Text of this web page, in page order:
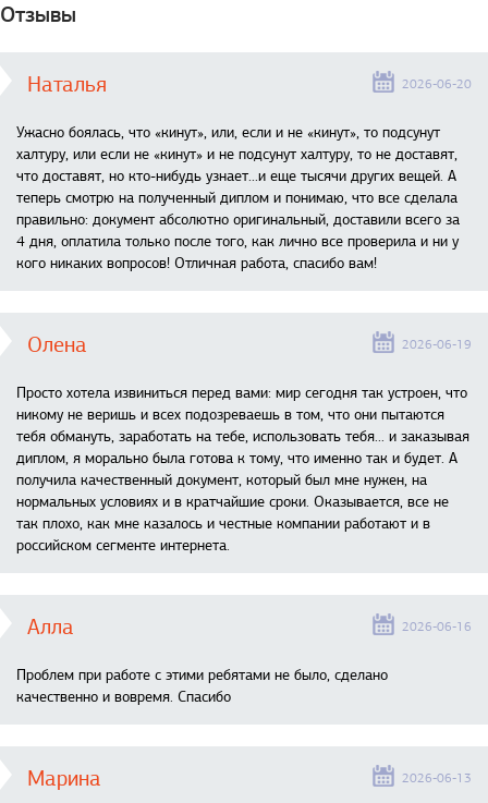
Отзывы
Наталья 2026-06-20
Ужасно боялась, что «кинут», или, если и не «кинут», то подсунут
халтуру, или если не «кинут» и не подсунут халтуру, то не доставят,
что доставят, но кто-нибудь узнает...и еще тысячи других вещей. А
теперь смотрю на полученный диплом и понимаю, что все сделала
правильно: документ абсолютно оригинальный, доставили всего за
4 дня, оплатила только после того, как лично все проверила и ни у
кого никаких вопросов! Отличная работа, спасибо вам!
Олена 2026-06-19
Просто хотела извиниться перед вами: мир сегодня так устроен, что
никому не веришь и всех подозреваешь в том, что они пытаются
тебя обмануть, заработать на тебе, использовать тебя... и заказывая
диплом, я морально была готова к тому, что именно так и будет. А
получила качественный документ, который был мне нужен, на
нормальных условиях и в кратчайшие сроки. Оказывается, все не
так плохо, как мне казалось и честные компании работают и в
российском сегменте интернета.
Алла 2026-06-16
Проблем при работе с этими ребятами не было, сделано
качественно и вовремя. Спасибо
Марина 2026-06-13